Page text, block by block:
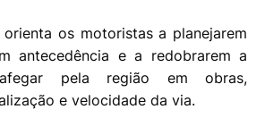
os motoristas a planejarem
antecedência e a redobrarem a
pela região em obras,
e velocidade da via.